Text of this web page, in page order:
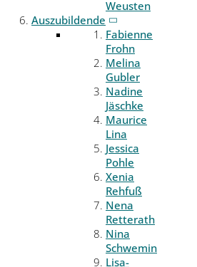
Weusten
Auszubildende
Fabienne
Frohn
Melina
Gubler
Nadine
Jäschke
Maurice
Lina
Jessica
Pohle
Xenia
Rehfuß
Nena
Retterath
Nina
Schwemin
Lisa-